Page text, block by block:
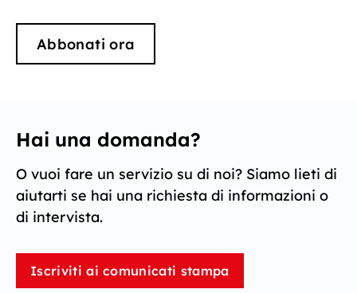
Abbonati ora
Hai una domanda?
O vuoi fare un servizio su di noi? Siamo lieti di
aiutarti se hai una richiesta di informazioni o
di intervista.
Iscriviti ai comunicati stampa